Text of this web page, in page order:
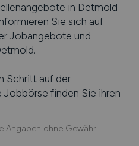
in Detmold
Sie sich auf
Jobangebote und
.
Schritt auf der
Jobbörse finden Sie ihren
Angaben ohne Gewähr.